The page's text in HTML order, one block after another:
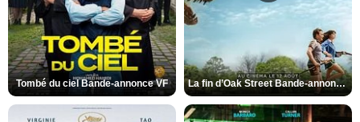
Tombé du ciel Bande-annonce VF La fin d’Oak Street Bande-annonce VO STFR